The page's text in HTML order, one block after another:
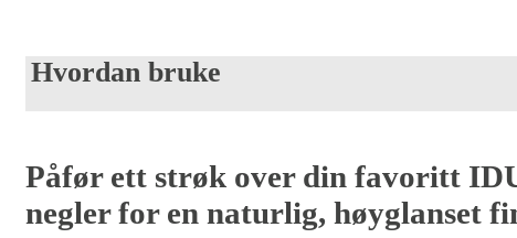
Hvordan bruke
Påfør ett strøk over din favoritt
negler for en naturlig, høyglanset